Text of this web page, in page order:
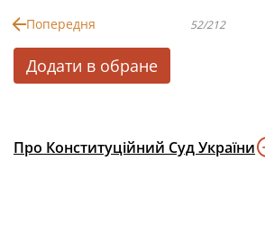
Попередня 52/212
Додати в обране
Про Конституційний Суд України